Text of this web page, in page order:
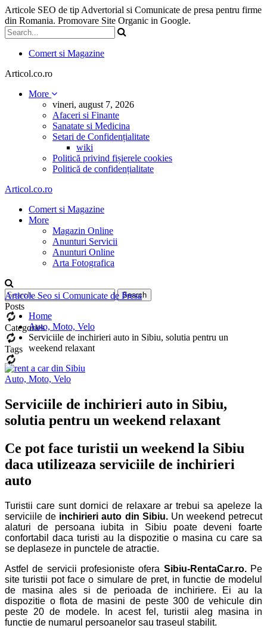
Articole SEO de tip Advertorial si Comunicate de presa pentru firme
din Romania. Promovare Site Organic in Google.
Comert si Magazine
Articol.co.ro
More
vineri, august 7, 2026
Afaceri si Finante
Sanatate si Medicina
Setari de Confidențialitate
wiki
Politică privind fișierele cookies
Politică de confidențialitate
Articol.co.ro
Comert si Magazine
More
Magazin Online
Anunturi Servicii
Anunturi Online
Arta Fotografica
Posts
Categories
Tags
Articole Seo si Comunicate de Presa
Home
Auto, Moto, Velo
Serviciile de inchirieri auto in Sibiu, solutia pentru un
weekend relaxant
Auto, Moto, Velo
Serviciile de inchirieri auto in Sibiu,
solutia pentru un weekend relaxant
Ce pot face turistii un weekend la Sibiu
daca utilizeaza serviciile de inchirieri
auto
Turistii care sunt dornici de relaxare ar trebui sa apeleze la
serviciile de inchirieri auto din Sibiu. Un weekend petrecut
alaturi de persoana iubita in Sibiu poate deveni foarte
confortabil daca turisti au la dispozitie o masina cu care sa
se deplaseze in punctele de atractie.
Astfel de servicii profesioniste ofera Sibiu-RentaCar.ro. Pe
site turistii pot face o simulare de pret, in functie de modelul
de masina ales si de perioada de inchiriere. Ei au la
dispozitie o flota de masini de peste 300 de vehicule din
peste 20 de modele. In acest fel, turistii aleg masina in
functie de numarul persoanelor sau traseul stabilit.